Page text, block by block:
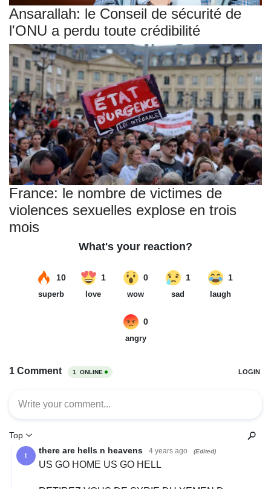
Ansarallah: le Conseil de sécurité de
l'ONU a perdu toute crédibilité
France: le nombre de victimes de
violences sexuelles explose en trois
mois